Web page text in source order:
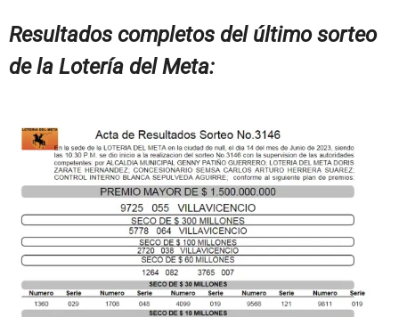
Resultados completos del último sorteo
de la Lotería del Meta: